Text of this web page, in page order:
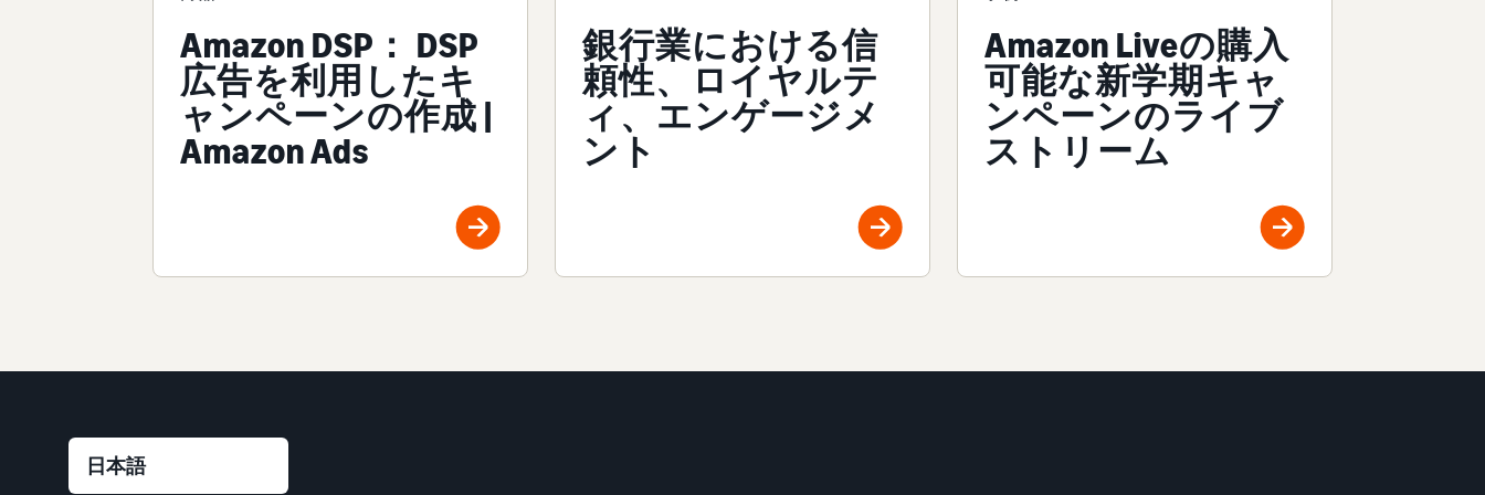
Amazon DSP： DSP
広告を利用したキ
ャンペーンの作成 |
Amazon Ads
銀行業における信
頼性、ロイヤルテ
ィ、エンゲージメ
ント
Amazon Liveの購入
可能な新学期キャ
ンペーンのライブ
ストリーム